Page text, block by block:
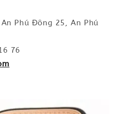
Phú Đông 25, An Phú
76